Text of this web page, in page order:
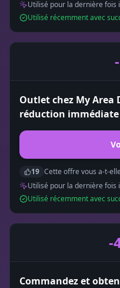
Utilisé pour la dernière fois
Utilisé récemment avec
Outlet chez My Area
réduction immédiate
19 Cette offre vous a-t-
Utilisé pour la dernière fois
Utilisé récemment avec
-
Commandez et